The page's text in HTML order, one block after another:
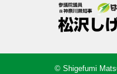
© Shigefumi